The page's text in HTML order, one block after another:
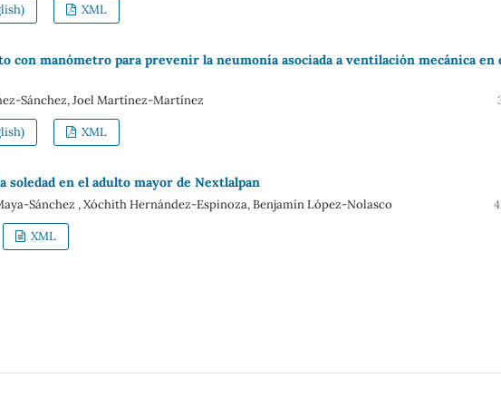
XML
con manómetro para prevenir la neumonía asociada a ventilación mecánica en
Sánchez, Joel Martínez-Martínez
XML
soledad en el adulto mayor de Nextlalpan
Sánchez , Xóchith Hernández-Espinoza, Benjamín López-Nolasco
XML